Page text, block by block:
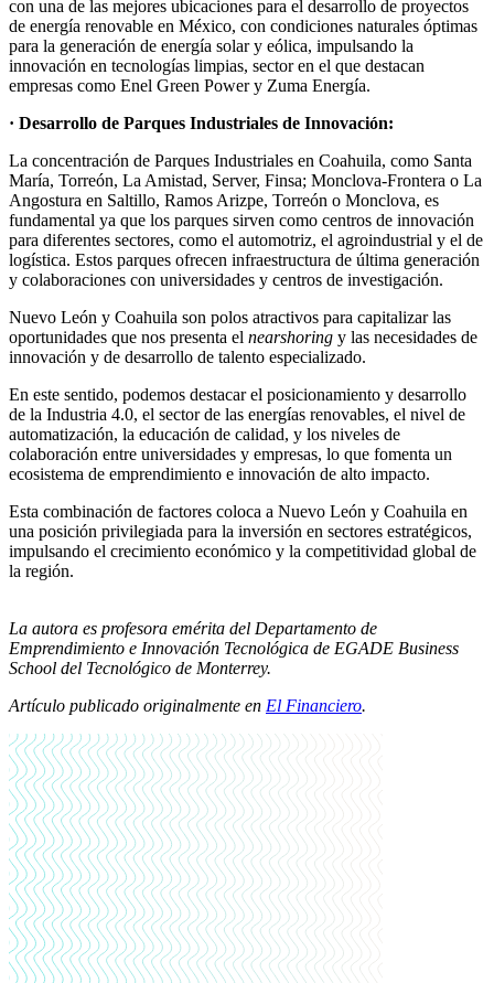
con una de las mejores ubicaciones para el desarrollo de proyectos
de energía renovable en México, con condiciones naturales óptimas
para la generación de energía solar y eólica, impulsando la
innovación en tecnologías limpias, sector en el que destacan
empresas como Enel Green Power y Zuma Energía.
· Desarrollo de Parques Industriales de Innovación:
La concentración de Parques Industriales en Coahuila, como Santa
María, Torreón, La Amistad, Server, Finsa; Monclova-Frontera o La
Angostura en Saltillo, Ramos Arizpe, Torreón o Monclova, es
fundamental ya que los parques sirven como centros de innovación
para diferentes sectores, como el automotriz, el agroindustrial y el de
logística. Estos parques ofrecen infraestructura de última generación
y colaboraciones con universidades y centros de investigación.
Nuevo León y Coahuila son polos atractivos para capitalizar las
oportunidades que nos presenta el nearshoring y las necesidades de
innovación y de desarrollo de talento especializado.
En este sentido, podemos destacar el posicionamiento y desarrollo
de la Industria 4.0, el sector de las energías renovables, el nivel de
automatización, la educación de calidad, y los niveles de
colaboración entre universidades y empresas, lo que fomenta un
ecosistema de emprendimiento e innovación de alto impacto.
Esta combinación de factores coloca a Nuevo León y Coahuila en
una posición privilegiada para la inversión en sectores estratégicos,
impulsando el crecimiento económico y la competitividad global de
la región.
La autora es profesora emérita del Departamento de
Emprendimiento e Innovación Tecnológica de EGADE Business
School del Tecnológico de Monterrey.
Artículo publicado originalmente en El Financiero.